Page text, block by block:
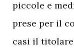
piccole e
prese per il
casi il titolare